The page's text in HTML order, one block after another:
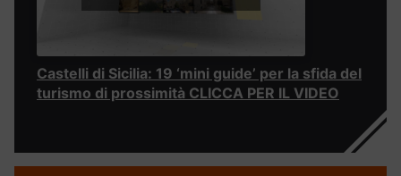
Castelli di Sicilia: 19 ‘mini guide’ per la sfida del
turismo di prossimità CLICCA PER IL VIDEO